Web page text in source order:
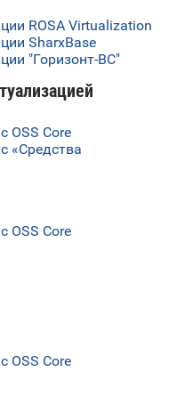
ROSA Virtualization
SharxBase
"Горизонт-ВС"
OSS Core
«Средства
OSS Core
OSS Core